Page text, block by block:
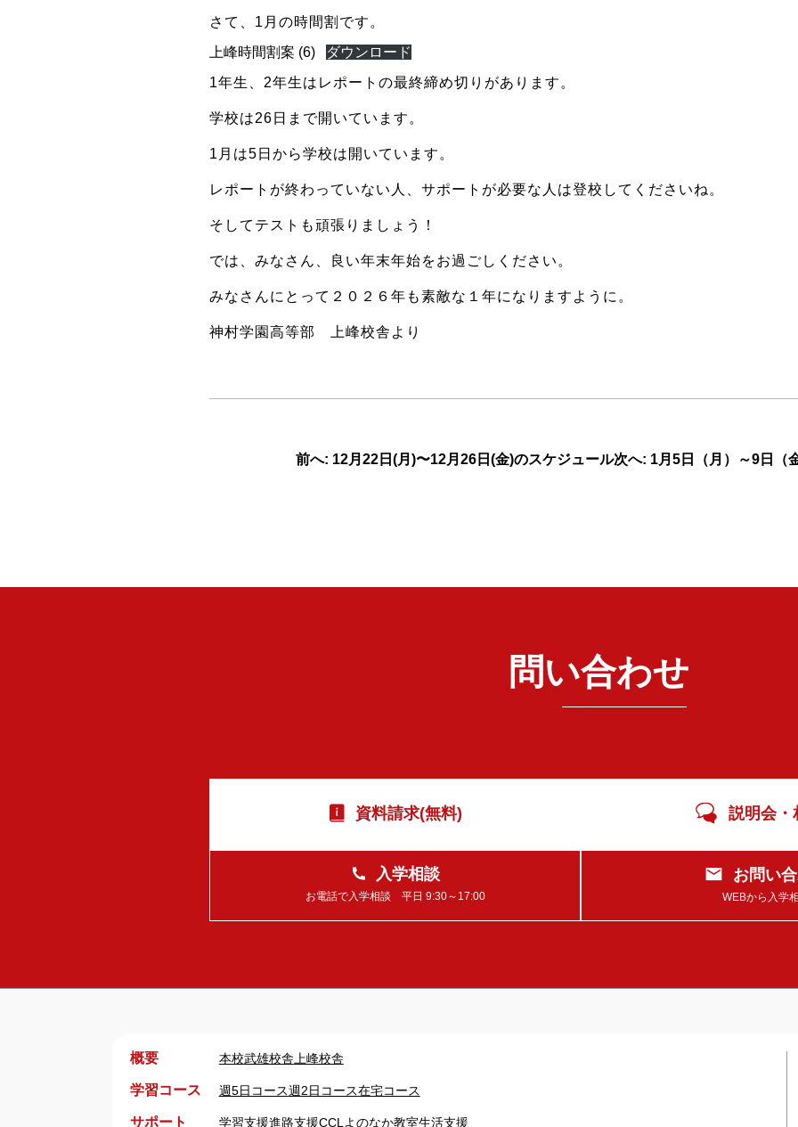
さて、1月の時間割です。
上峰時間割案 (6)
ダウンロード
1年生、2年生はレポートの最終締め切りがあります。
学校は26日まで開いています。
1月は5日から学校は開いています。
レポートが終わっていない人、サポートが必要な人は登校してくださいね。
そしてテストも頑張りましょう！
では、みなさん、良い年末年始をお過ごしください。
みなさんにとって２０２６年も素敵な１年になりますように。
神村学園高等部 上峰校舎より
前へ: 12月22日(月)〜12月26日(金)のスケジュール次へ: 1月5日（月）～9日（
問い合わせ
資料請求(無料) 説明会・
入学相談
お電話で入学相談 平日 9:30～17:00
お問い
WEBから入学
概要 本校武雄校舎 上峰校舎
学習コース 週5日コース週2日コース在宅コース
サポート 学習支援進路支援CCL よのなか教室生活支援